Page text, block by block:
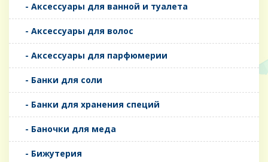
- Аксессуары для ванной и туалета
- Аксессуары для волос
- Аксессуары для парфюмерии
- Банки для соли
- Банки для хранения специй
- Баночки для меда
- Бижутерия